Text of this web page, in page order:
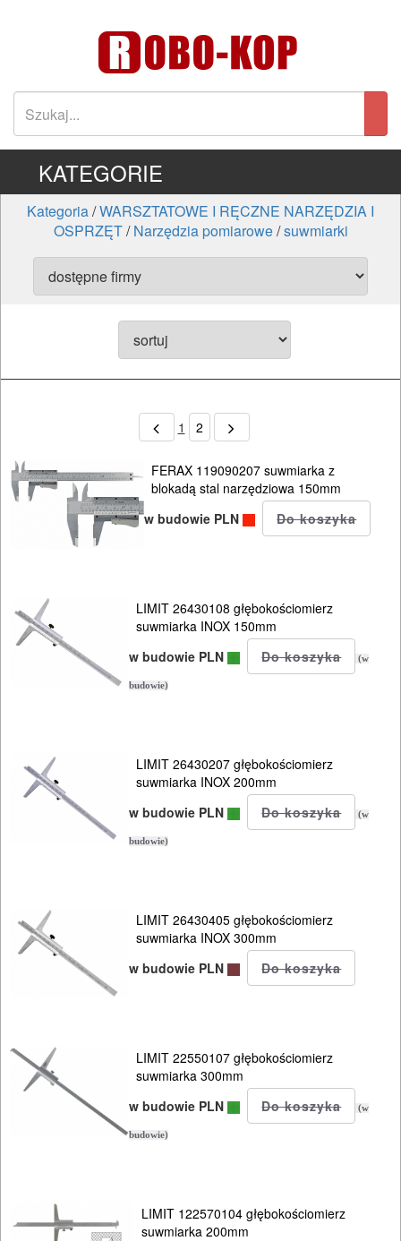
KATEGORIE
Kategoria/WARSZTATOWE I RĘCZNE NARZĘDZIA I
OSPRZĘT/Narzędzia pomiarowe/suwmiarki
1 2
FERAX 119090207 suwmiarka z
blokadą stal narzędziowa 150mm
w budowie PLN
LIMIT 26430108 głębokościomierz
suwmiarka INOX 150mm
w budowie PLN
(w
budowie)
LIMIT 26430207 głębokościomierz
suwmiarka INOX 200mm
w budowie PLN
(w
budowie)
LIMIT 26430405 głębokościomierz
suwmiarka INOX 300mm
w budowie PLN
LIMIT 22550107 głębokościomierz
suwmiarka 300mm
w budowie PLN
(w
budowie)
LIMIT 122570104 głębokościomierz
suwmiarka 200mm